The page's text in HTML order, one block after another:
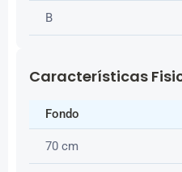
B
Características
Fondo
70 cm